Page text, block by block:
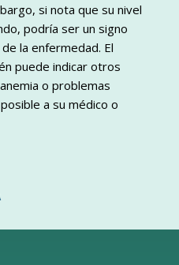
si nota que su nivel
podría ser un signo
la enfermedad. El
puede indicar otros
o problemas
a su médico o